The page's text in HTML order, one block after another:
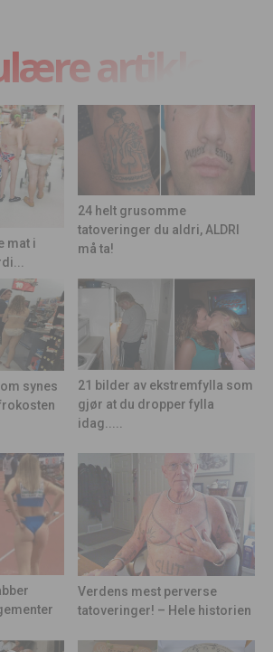
artikler
mat i
24 helt grusomme
tatoveringer du aldri, ALDRI
må ta!
synes
21 bilder av ekstremfylla som
gjør at du dropper fylla
idag.....
Verdens mest perverse
tatoveringer! – Hele historien